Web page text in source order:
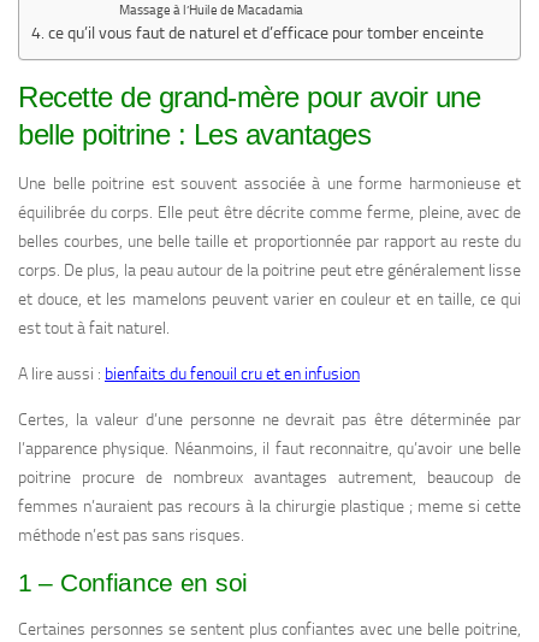
Massage à l’Huile de Macadamia
ce qu’il vous faut de naturel et d’efficace pour tomber enceinte
Recette de grand-mère pour avoir une
belle poitrine : Les avantages
Une belle poitrine est souvent associée à une forme harmonieuse et
équilibrée du corps. Elle peut être décrite comme ferme, pleine, avec de
belles courbes, une belle taille et proportionnée par rapport au reste du
corps. De plus, la peau autour de la poitrine peut etre généralement lisse
et douce, et les mamelons peuvent varier en couleur et en taille, ce qui
est tout à fait naturel.
A lire aussi : bienfaits du fenouil cru et en infusion
Certes, la valeur d’une personne ne devrait pas être déterminée par
l’apparence physique. Néanmoins, il faut reconnaitre, qu’avoir une belle
poitrine procure de nombreux avantages autrement, beaucoup de
femmes n’auraient pas recours à la chirurgie plastique ; meme si cette
méthode n’est pas sans risques.
1 – Confiance en soi
Certaines personnes se sentent plus confiantes avec une belle poitrine,